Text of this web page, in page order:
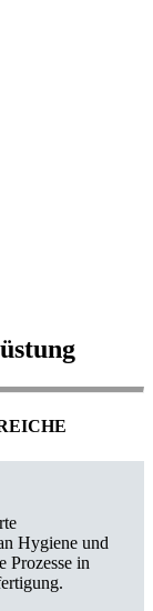
Hygiene und
Prozesse in